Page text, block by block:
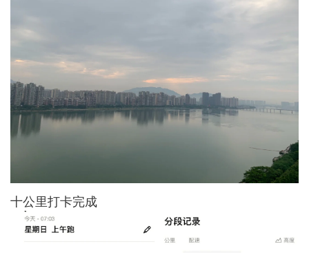
十公里打卡完成